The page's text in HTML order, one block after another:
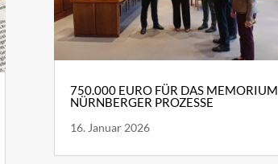
750.000 EURO FÜR DAS MEMORIUM
NÜRNBERGER PROZESSE
16. Januar 2026